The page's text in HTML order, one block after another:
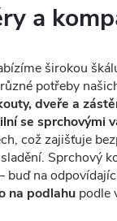
a
širokou
potřeby
dveře a
se sprchovými
což zajišťuje
Sprchový
buď na
na podlahu podle